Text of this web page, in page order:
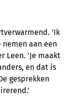
'Ik
aan een
Leen. 'Je maakt
en dat is
gesprekken